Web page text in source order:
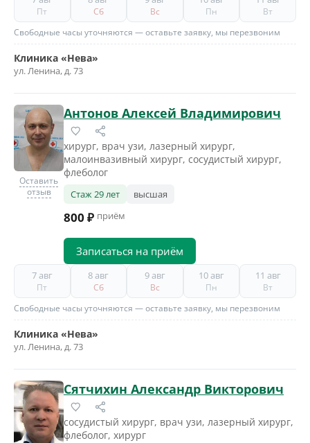
Пт Сб Вс Пн
Вт
Свободные часы уточняются — оставьте заявку, мы перезвоним
Клиника «Нева»
ул. Ленина, д. 73
Оставить
отзыв
Антонов Алексей Владимирович
хирург, врач узи, лазерный хирург,
малоинвазивный хирург, сосудистый хирург,
флеболог
Стаж 29 лет высшая
800 ₽ приём
Записаться на приём
7 авг
Пт
8 авг
Сб
9 авг
Вс
10 авг
Пн
11 авг
Вт
Свободные часы уточняются — оставьте заявку, мы перезвоним
Клиника «Нева»
ул. Ленина, д. 73
Сятчихин Александр Викторович
сосудистый хирург, врач узи, лазерный хирург,
флеболог, хирург